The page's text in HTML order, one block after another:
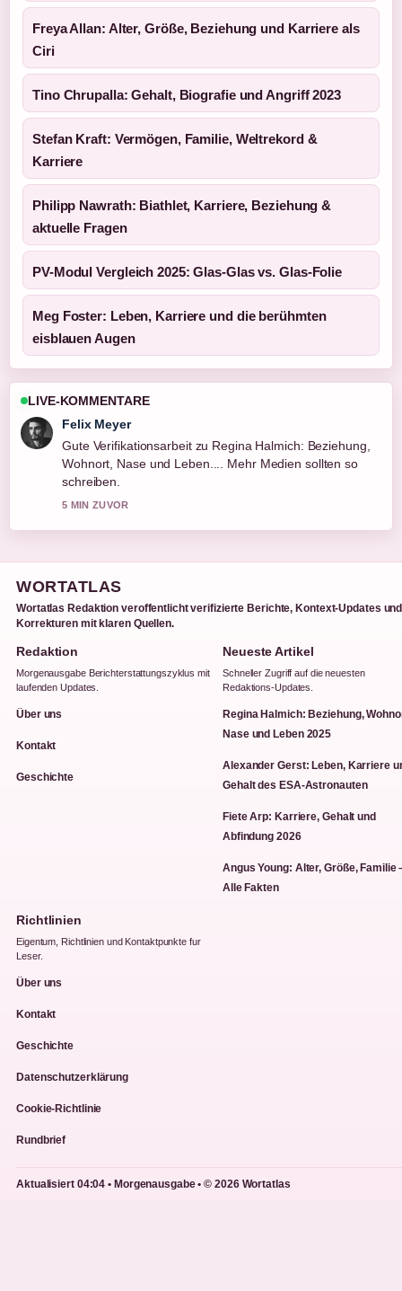
Freya Allan: Alter, Größe, Beziehung und Karriere als
Ciri
Tino Chrupalla: Gehalt, Biografie und Angriff 2023
Stefan Kraft: Vermögen, Familie, Weltrekord &
Karriere
Philipp Nawrath: Biathlet, Karriere, Beziehung &
aktuelle Fragen
PV-Modul Vergleich 2025: Glas-Glas vs. Glas-Folie
Meg Foster: Leben, Karriere und die berühmten
eisblauen Augen
LIVE-KOMMENTARE
Felix Meyer
Gute Verifikationsarbeit zu Regina Halmich: Beziehung,
Wohnort, Nase und Leben.... Mehr Medien sollten so
schreiben.
5 MIN ZUVOR
WORTATLAS
Wortatlas Redaktion veroffentlicht verifizierte Berichte, Kontext-Updates und
Korrekturen mit klaren Quellen.
Redaktion
Morgenausgabe Berichterstattungszyklus mit
laufenden Updates.
Über uns
Kontakt
Geschichte
Neueste Artikel
Schneller Zugriff auf die neuesten
Redaktions-Updates.
Regina Halmich: Beziehung,
Nase und Leben 2025
Alexander Gerst: Leben, Karriere
Gehalt des ESA-Astronauten
Fiete Arp: Karriere, Gehalt und
Abfindung 2026
Angus Young: Alter, Größe, Familie
Alle Fakten
Richtlinien
Eigentum, Richtlinien und Kontaktpunkte fur
Leser.
Über uns
Kontakt
Geschichte
Datenschutzerklärung
Cookie-Richtlinie
Rundbrief
Aktualisiert 04:04 • Morgenausgabe • © 2026 Wortatlas